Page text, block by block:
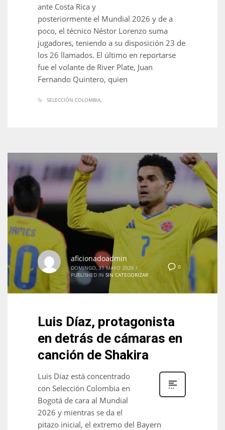
ante Costa Rica y
posteriormente el Mundial 2026 y de a
poco, el técnico Néstor Lorenzo suma
jugadores, teniendo a su disposición 23 de
los 26 llamados. El último en reportarse
fue el volante de River Plate, Juan
Fernando Quintero, quien
SELECCIÓN COLOMBIA
0
aficionadoadmin
DOMINGO, 31 MAYO 2026 /
PUBLISHED IN SIN CATEGORIZAR
Luis Díaz, protagonista
en detrás de cámaras en
canción de Shakira
Luis Díaz está concentrado
con Selección Colombia en
Bogotá de cara al Mundial
2026 y mientras se da el
pitazo inicial, el extremo del Bayern